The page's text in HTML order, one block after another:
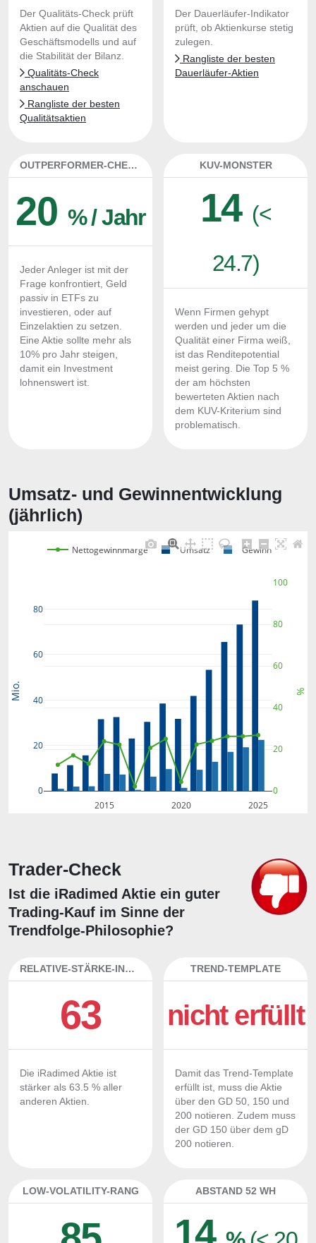
Der Qualitäts-Check prüft
Aktien auf die Qualität des
Geschäftsmodells und auf
die Stabilität der Bilanz.
Qualitäts-Check
anschauen
Rangliste der besten
Qualitätsaktien
Der Dauerläufer-Indikator
prüft, ob Aktienkurse stetig
zulegen.
Rangliste der besten
Dauerläufer-Aktien
OUTPERFORMER-CHECK
20 % / Jahr
Jeder Anleger ist mit der
Frage konfrontiert, Geld
passiv in ETFs zu
investieren, oder auf
Einzelaktien zu setzen.
Eine Aktie sollte mehr als
10% pro Jahr steigen,
damit ein Investment
lohnenswert ist.
KUV-MONSTER
14 (<
24.7)
Wenn Firmen gehypt
werden und jeder um die
Qualität einer Firma weiß,
ist das Renditepotential
meist gering. Die Top 5 %
der am höchsten
bewerteten Aktien nach
dem KUV-Kriterium sind
problematisch.
Umsatz- und Gewinnentwicklung
(jährlich)
2015 2020 2025
0
20
40
60
80
0
20
40
60
80
100
Nettogewinnmarge Umsatz Gewinn
Mio. %
Trader-Check
Ist die iRadimed Aktie ein guter
Trading-Kauf im Sinne der
Trendfolge-Philosophie?
RELATIVE-STÄRKE-INDEX
63
Die iRadimed Aktie ist
stärker als 63.5 % aller
anderen Aktien.
TREND-TEMPLATE
nicht erfüllt
Damit das Trend-Template
erfüllt ist, muss die Aktie
über den GD 50, 150 und
200 notieren. Zudem muss
der GD 150 über dem gD
200 notieren.
LOW-VOLATILITY-RANG ABSTAND 52 WH
14